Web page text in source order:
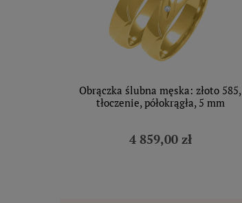
Obrączka ślubna męska: złoto 585,
tłoczenie, półokrągła, 5 mm
4 859,00 zł